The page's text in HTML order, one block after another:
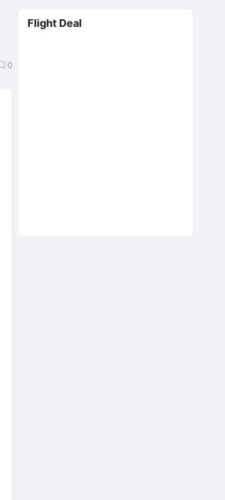
0
Flight Deal